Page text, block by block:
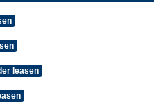
leasen